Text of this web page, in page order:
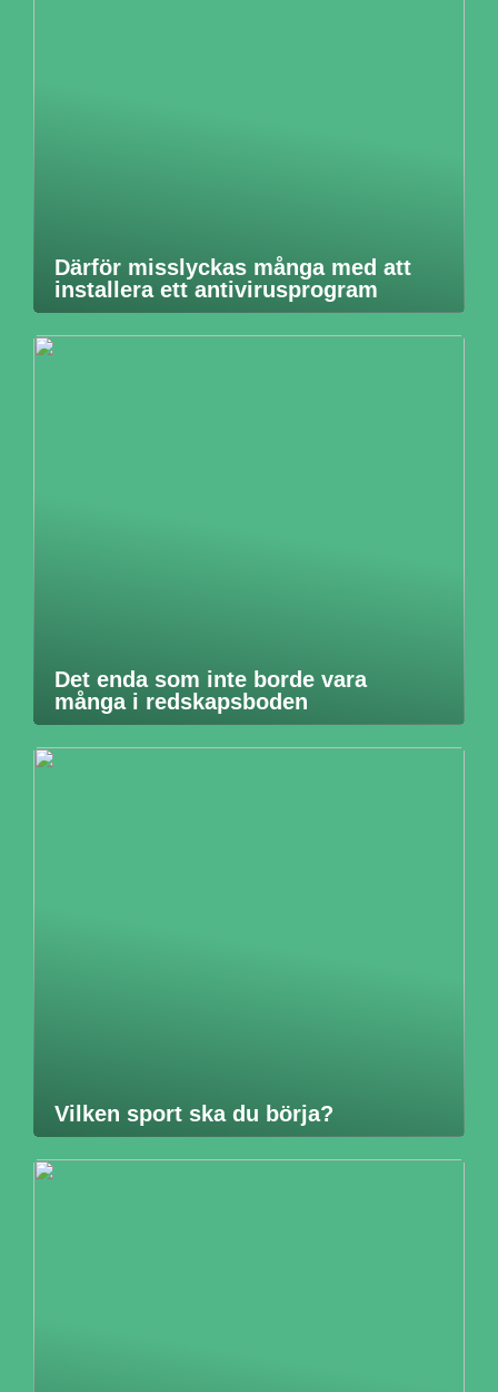
Därför misslyckas många med att
installera ett antivirusprogram
Det enda som inte borde vara
många i redskapsboden
Vilken sport ska du börja?